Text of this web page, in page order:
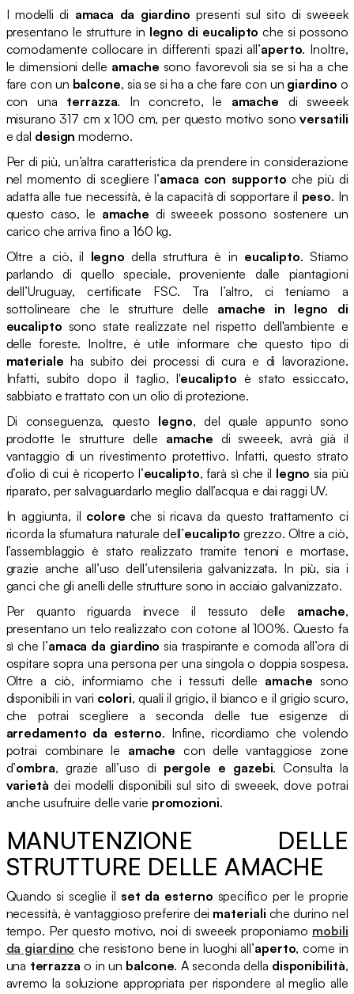
I modelli di amaca da giardino presenti sul sito di sweeek
presentano le strutture in legno di eucalipto che si possono
comodamente collocare in differenti spazi all’aperto. Inoltre,
le dimensioni delle amache sono favorevoli sia se si ha a che
fare con un balcone, sia se si ha a che fare con un giardino o
con una terrazza. In concreto, le amache di sweeek
misurano 317 cm x 100 cm, per questo motivo sonoversatili
e dal design moderno.
Per di più, un’altra caratteristica da prendere in considerazione
nel momento di scegliere l’amaca con supporto che più di
adatta alle tue necessità, è la capacità di sopportare il peso. In
questo caso, le amache di sweeek possono sostenere un
carico che arriva fino a 160 kg.
Oltre a ciò, il legno della struttura è in eucalipto. Stiamo
parlando di quello speciale, proveniente dalle piantagioni
dell’Uruguay, certificate FSC. Tra l’altro, ci teniamo a
sottolineare che le strutture delle amache in legno di
eucalipto sono state realizzate nel rispetto dell'ambiente e
delle foreste. Inoltre, è utile informare che questo tipo di
materiale ha subito dei processi di cura e di lavorazione.
Infatti, subito dopo il taglio, l'eucalipto è stato essiccato,
sabbiato e trattato con un olio di protezione.
Di conseguenza, questo legno, del quale appunto sono
prodotte le strutture delle amache di sweeek, avrà già il
vantaggio di un rivestimento protettivo. Infatti, questo strato
d’olio di cui è ricoperto l’eucalipto, farà sì che il legno sia più
riparato, per salvaguardarlo meglio dall’acqua e dai raggi UV.
In aggiunta, il colore che si ricava da questo trattamento ci
ricorda la sfumatura naturale dell’eucalipto grezzo. Oltre a ciò,
l’assemblaggio è stato realizzato tramite tenoni e mortase,
grazie anche all’uso dell’utensileria galvanizzata. In più, sia i
ganci che gli anelli delle strutture sono in acciaio galvanizzato.
Per quanto riguarda invece il tessuto delle amache,
presentano un telo realizzato con cotone al 100%. Questo fa
sì che l’amaca da giardino sia traspirante e comoda all’ora di
ospitare sopra una persona per una singola o doppia sospesa.
Oltre a ciò, informiamo che i tessuti delle amache sono
disponibili in vari colori, quali il grigio, il bianco e il grigio scuro,
che potrai scegliere a seconda delle tue esigenze di
arredamento da esterno. Infine, ricordiamo che volendo
potrai combinare le amache con delle vantaggiose zone
d’ombra, grazie all’uso di pergole e gazebi. Consulta la
varietà dei modelli disponibili sul sito di sweeek, dove potrai
anche usufruire delle varie promozioni.
MANUTENZIONE DELLE
STRUTTURE DELLE AMACHE
Quando si sceglie il set da esterno specifico per le proprie
necessità, è vantaggioso preferire dei materiali che durino nel
tempo. Per questo motivo, noi di sweeek proponiamo mobili
da giardino che resistono bene in luoghi all’aperto, come in
una terrazza o in un balcone. A seconda della disponibilità,
avremo la soluzione appropriata per rispondere al meglio alle